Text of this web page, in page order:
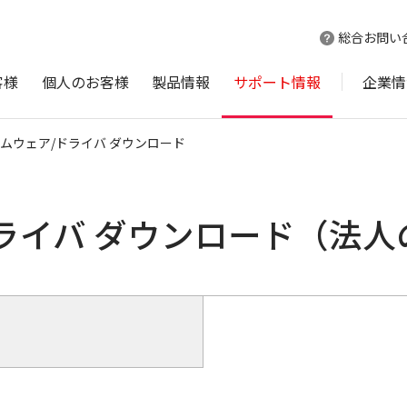
総合お問い
個人のお客様 製品情報 サポート情報 企業
ウェア/ドライバ ダウンロード
イバ ダウンロード（法